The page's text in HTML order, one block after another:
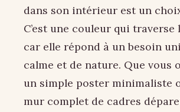
dans son intérieur est un
C’est une couleur qui traverse
car elle répond à un besoin
calme et de nature. Que vous
un simple poster minimaliste
mur complet de cadres